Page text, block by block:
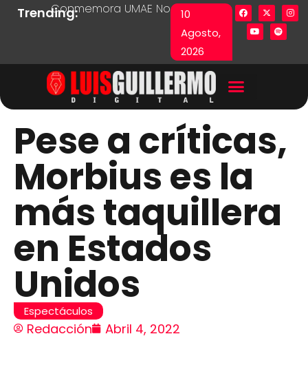
10
Agosto,
2026
Trending:Conmemora UMAE No. 71 Día de las y los
Lista en excel expone
Pese a críticas,
Morbius es la
más taquillera
en Estados
Unidos
Espectáculos
Redacción Abril 4, 2022